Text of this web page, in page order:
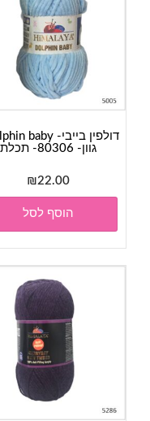
גוון- 80306- תכלת
₪22.00
הוסף לסל